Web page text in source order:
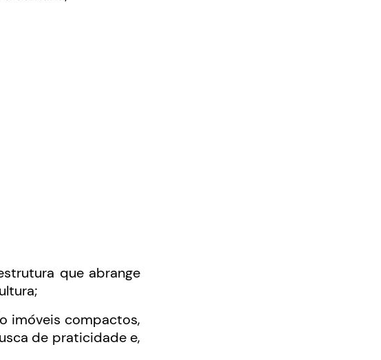
que abrange
imóveis compactos,
de praticidade e,